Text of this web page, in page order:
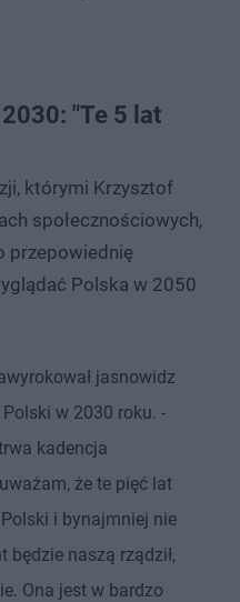
"Te 5 lat
którymi Krzysztof
społecznościowych,
przepowiednię
Polska w 2050
jasnowidz
w 2030 roku. -
kadencja
że te pięć lat
i bynajmniej nie
będzie naszą rządził,
Ona jest w bardzo